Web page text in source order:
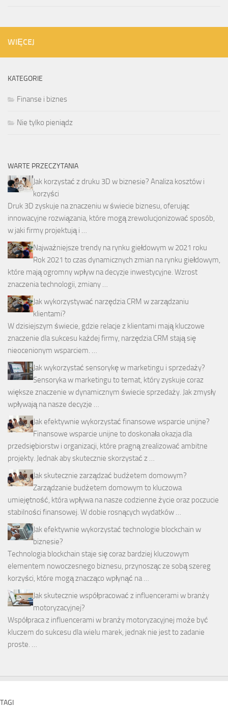
WIĘCEJ
KATEGORIE
Finanse i biznes
Nie tylko pieniądz
WARTE PRZECZYTANIA
Jak korzystać z druku 3D w biznesie? Analiza kosztów i
korzyści
Druk 3D zyskuje na znaczeniu w świecie biznesu, oferując
innowacyjne rozwiązania, które mogą zrewolucjonizować sposób,
w jaki firmy projektują i …
Najważniejsze trendy na rynku giełdowym w 2021 roku
Rok 2021 to czas dynamicznych zmian na rynku giełdowym,
które mają ogromny wpływ na decyzje inwestycyjne. Wzrost
znaczenia technologii, zmiany …
Jak wykorzystywać narzędzia CRM w zarządzaniu
klientami?
W dzisiejszym świecie, gdzie relacje z klientami mają kluczowe
znaczenie dla sukcesu każdej firmy, narzędzia CRM stają się
nieocenionym wsparciem. …
Jak wykorzystać sensorykę w marketingu i sprzedaży?
Sensoryka w marketingu to temat, który zyskuje coraz
większe znaczenie w dynamicznym świecie sprzedaży. Jak zmysły
wpływają na nasze decyzje …
Jak efektywnie wykorzystać finansowe wsparcie unijne?
Finansowe wsparcie unijne to doskonała okazja dla
przedsiębiorstw i organizacji, które pragną zrealizować ambitne
projekty. Jednak aby skutecznie skorzystać z …
Jak skutecznie zarządzać budżetem domowym?
Zarządzanie budżetem domowym to kluczowa
umiejętność, która wpływa na nasze codzienne życie oraz poczucie
stabilności finansowej. W dobie rosnących wydatków …
Jak efektywnie wykorzystać technologie blockchain w
biznesie?
Technologia blockchain staje się coraz bardziej kluczowym
elementem nowoczesnego biznesu, przynosząc ze sobą szereg
korzyści, które mogą znacząco wpłynąć na …
Jak skutecznie współpracować z influencerami w branży
motoryzacyjnej?
Współpraca z influencerami w branży motoryzacyjnej może być
kluczem do sukcesu dla wielu marek, jednak nie jest to zadanie
proste. …
TAGI